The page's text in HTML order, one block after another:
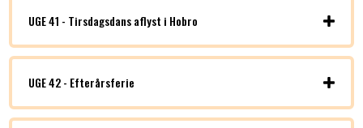
UGE 41 - Tirsdagsdans aflyst i Hobro
UGE 42 - Efterårsferie